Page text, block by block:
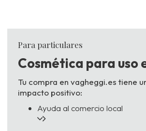
Para particulares
Cosmética para uso
Tu compra en vagheggi.es tiene
impacto positivo:
Ayuda al comercio local